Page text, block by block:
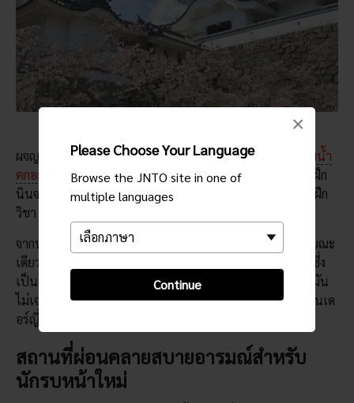
Please Choose Your Language
Browse the JNTO site in one of
multiple languages
Continue
×
ผจญภัยต่อไปยังภูเขาทางใต้ซึ่งห่างไกลจากผู้คน คุณจะพบกับน้ำ
ตกอะคะเมะ 48 แห่ง
ที่นี่คุณสามารถเข้าร่วมหลักสูตรการฝึก
นินจาได้ ซึ่งอยู่ในบริเวณเดียวกันกับที่เหล่านินจาในอดีตเคยฝึก
วิชา
จากนั้น ขึ้นเขาไปกันต่อเพื่อชมวิวน้ำตกอากาเมะอันงดงาม ขณะ
เดียวกันอย่าลืมคอยสังเกตมองหาซาลาแมนเดอร์ยักษ์ญี่ปุ่น ซึ่ง
เป็นสัตว์หายากที่อาศัยอยู่ตามแหล่งน้ำ แต่ถ้าคุณยังหาพวกมัน
ไม่เจอ คุณยังสามารถชมสัตว์หายากชนิดนี้ได้ที่ศูนย์ซาลาแมนเด
อร์ญี่ปุ่นซึ่งตั้งอยู่ไม่ไกลจากทางเข้าน้ำตก
สถานที่ผ่อนคลายสบายอารมณ์สำหรับ
นักรบหน้าใหม่